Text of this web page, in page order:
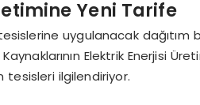
Yeni Tarife
uygulanacak dağıtım
Elektrik Enerjisi
ilgilendiriyor.